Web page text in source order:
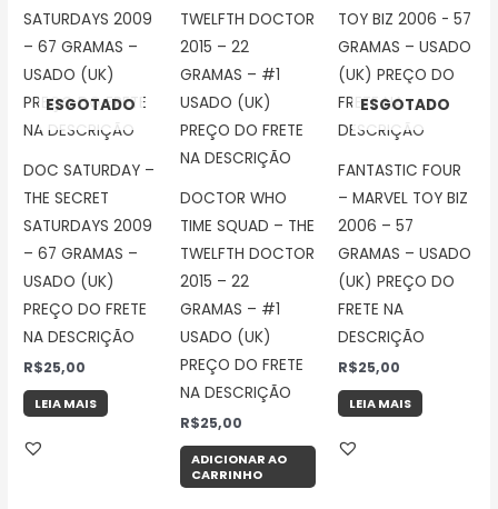
ESGOTADO
DOC SATURDAY –
THE SECRET
SATURDAYS 2009
– 67 GRAMAS –
USADO (UK)
PREÇO DO FRETE
NA DESCRIÇÃO
R$25,00
LEIA MAIS
DOCTOR WHO
TIME SQUAD – THE
TWELFTH DOCTOR
2015 – 22
GRAMAS – #1
USADO (UK)
PREÇO DO FRETE
NA DESCRIÇÃO
R$25,00
ADICIONAR AO
CARRINHO
ESGOTADO
FANTASTIC FOUR
– MARVEL TOY BIZ
2006 – 57
GRAMAS – USADO
(UK) PREÇO DO
FRETE NA
DESCRIÇÃO
R$25,00
LEIA MAIS